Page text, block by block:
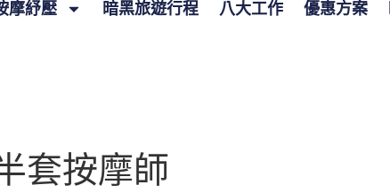
摩紓壓 暗黑旅遊行程 八大工作 優惠方案
套按摩師